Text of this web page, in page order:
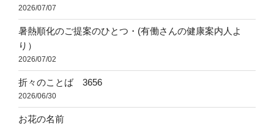
2026/07/07
暑熱順化のご提案のひとつ・(有働さんの健康案内人よ
り）
2026/07/02
折々のことば 3656
2026/06/30
お花の名前